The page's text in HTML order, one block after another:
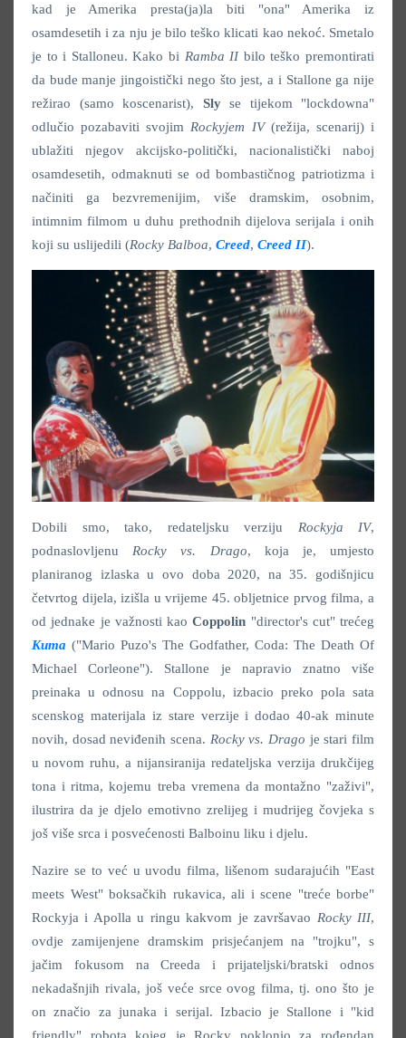
kad je Amerika presta(ja)la biti "ona" Amerika iz
osamdesetih i za nju je bilo teško klicati kao nekoć. Smetalo
je to i Stalloneu. Kako bi Ramba IIbilo teško premontirati
da bude manje jingoistički nego što jest, a i Stallone ga nije
režirao (samo koscenarist), Slyse tijekom "lockdowna"
odlučio pozabaviti svojim Rockyjem IV(režija, scenarij) i
ublažiti njegov akcijsko-politički, nacionalistički naboj
osamdesetih, odmaknuti se od bombastičnog patriotizma i
načiniti ga bezvremenijim, više dramskim, osobnim,
intimnim filmom u duhu prethodnih dijelova serijala i onih
koji su uslijedili (Rocky Balboa, Creed, Creed II).
Dobili smo, tako, redateljsku verziju Rockyja IV,
podnaslovljenuRocky vs. Drago, koja je, umjesto
planiranog izlaska u ovo doba 2020, na 35. godišnjicu
četvrtog dijela, izišla u vrijeme 45. obljetnice prvog filma, a
od jednake je važnosti kaoCoppolin "director's cut" trećeg
Kuma ("Mario Puzo's The Godfather, Coda: The Death Of
Michael Corleone"). Stallone je napravio znatno više
preinaka u odnosu na Coppolu, izbacio preko pola sata
scenskog materijala iz stare verzije i dodao 40-ak minute
novih, dosad neviđenih scena. Rocky vs. Drago je stari film
u novom ruhu, a nijansiranija redateljska verzija drukčijeg
tona i ritma, kojemu treba vremena da montažno "zaživi",
ilustrira da je djelo emotivno zrelijeg i mudrijeg čovjeka s
još više srca i posvećenosti Balboinu liku i djelu.
Nazire se to već u uvodu filma, lišenom sudarajućih "East
meets West" boksačkih rukavica, ali i scene "treće borbe"
Rockyja i Apolla u ringu kakvom je završavao Rocky III,
ovdje zamijenjene dramskim prisjećanjem na "trojku", s
jačim fokusom na Creeda i prijateljski/bratski odnos
nekadašnjih rivala, još veće srce ovog filma, tj. ono što je
on značio za junaka i serijal. Izbacio je Stallone i "kid